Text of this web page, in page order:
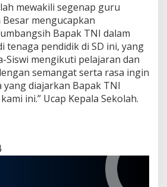
mewakili segenap guru
Besar mengucapkan
Bapak TNI dalam
tenaga pendidik di SD ini, yang
Siswi mengikuti pelajaran dan
semangat serta rasa ingin
diajarkan Bapak TNI
ini.” Ucap Kepala Sekolah.